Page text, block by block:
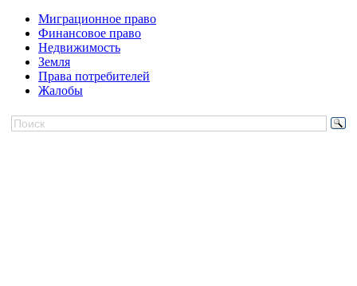
Миграционное право
Финансовое право
Недвижимость
Земля
Права потребителей
Жалобы